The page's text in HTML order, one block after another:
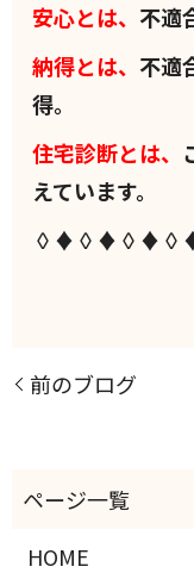
安心とは、 不適
納得とは、 不適
得。
住宅診断とは、
えています。
前のブログ
HOME